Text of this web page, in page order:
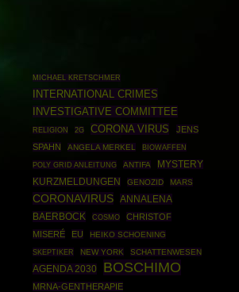
MICHAEL KRETSCHMER
INTERNATIONAL CRIMES
INVESTIGATIVE COMMITTEE
RELIGION 2G CORONA VIRUS
JENS
SPAHN
ANGELA MERKEL
BIOWAFFEN
POLY GRID ANLEITUNG
ANTIFA
MYSTERY
KURZMELDUNGEN
GENOZID MARS
CORONAVIRUS ANNALENA
BAERBOCK
COSMO
CHRISTOF
MISERÉ
EU
HEIKO SCHOENING
SKEPTIKER
NEW YORK SCHATTENWESEN
AGENDA 2030 BOSCHIMO
MRNA-GENTHERAPIE